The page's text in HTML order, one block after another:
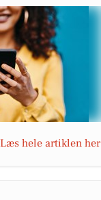
Læs hele artiklen her